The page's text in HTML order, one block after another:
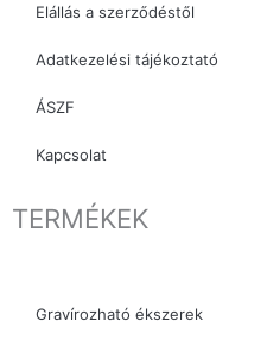
Elállás a szerződéstől
Adatkezelési tájékoztató
ÁSZF
Kapcsolat
TERMÉKEK
Gravírozható ékszerek